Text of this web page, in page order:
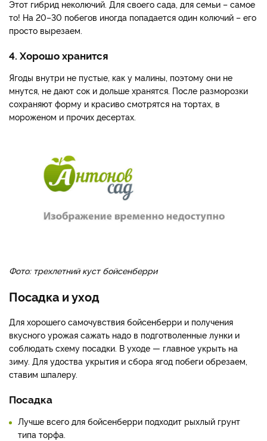
Этот гибрид неколючий. Для своего сада, для семьи – самое
то! На 20–30 побегов иногда попадается один колючий – его
просто вырезаем.
4. Хорошо хранится
Ягоды внутри не пустые, как у малины, поэтому они не
мнутся, не дают сок и дольше хранятся. После разморозки
сохраняют форму и красиво смотрятся на тортах, в
мороженом и прочих десертах.
Фото: трехлетний куст бойсенберри
Посадка и уход
Для хорошего самочувствия бойсенберри и получения
вкусного урожая сажать надо в подготволенные лунки и
соблюдать схему посадки. В уходе — главное укрыть на
зиму. Для удоства укрытия и сбора ягод побеги обрезаем,
ставим шпалеру.
Посадка
Лучше всего для бойсенберри подходит рыхлый грунт
типа торфа.